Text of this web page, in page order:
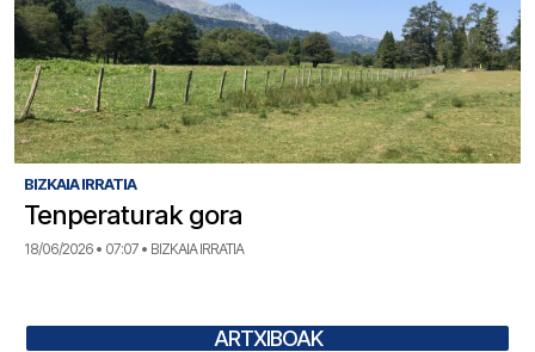
BIZKAIA IRRATIA
Tenperaturak gora
18/06/2026 • 07:07 • BIZKAIA IRRATIA
ARTXIBOAK